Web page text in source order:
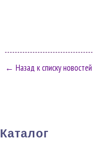
← Назад к списку новостей
Каталог